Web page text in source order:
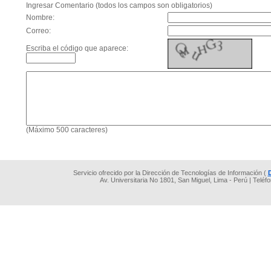
Ingresar Comentario (todos los campos son obligatorios)
Nombre:
Correo:
Escriba el código que aparece:
(Máximo 500 caracteres)
Servicio ofrecido por la Dirección de Tecnologías de Información (
Av. Universitaria No 1801, San Miguel, Lima - Perú |